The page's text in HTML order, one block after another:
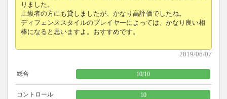
りました。
上級者の方にも貸しましたが、かなり高評価でしたね。
ディフェンススタイルのプレイヤーによっては、かなり良い相
棒になると思いますよ。おすすめです。
2019/06/07
総合 10/10
コントロール 10